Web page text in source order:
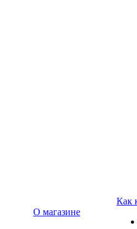
О магазине
Как